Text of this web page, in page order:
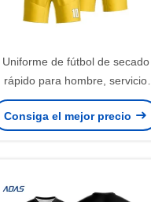
Uniforme de fútbol de secado
rápido para hombre, servicio
OEM, fabricante mayorista de
secado fresco, camiseta de
Consiga el mejor precio